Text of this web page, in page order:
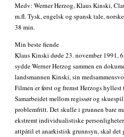
Medv: Werner Herzog, Klaus Kinski,
m.fl. Tysk, engelsk og spansk tale,
38 min.
Min beste fiende
Klaus Kinski døde 23. november 1991,
sydde Werner Herzog sammen en
landsmannen Kinski, sin
Filmen er først og fremst Herzogs
Samarbeidet mellom regissør og
problemfritt. Det skulle i grunnen bare
ekstremt individualistiske personligheter
attpåtil et anarkistisk grunnsyn, skal det